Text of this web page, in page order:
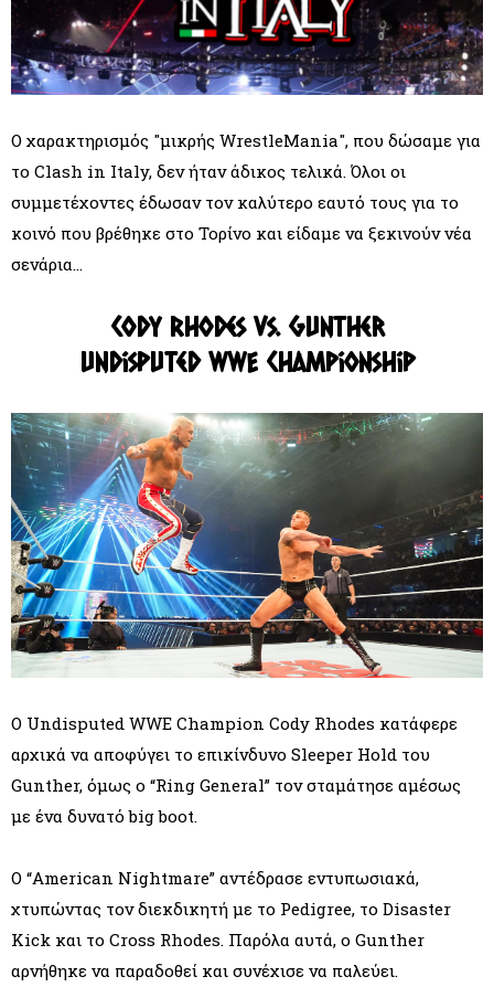
Ο χαρακτηρισμός "μικρής WrestleMania", που δώσαμε για
το Clash in Italy, δεν ήταν άδικος τελικά. Όλοι οι
συμμετέχοντες έδωσαν τον καλύτερο εαυτό τους για το
κοινό που βρέθηκε στο Τορίνο και είδαμε να ξεκινούν νέα
σενάρια...
Cody Rhodes vs. Gunther
Undisputed WWE Championship
Ο Undisputed WWE Champion Cody Rhodes κατάφερε
αρχικά να αποφύγει το επικίνδυνο Sleeper Hold του
Gunther, όμως ο “Ring General” τον σταμάτησε αμέσως
με ένα δυνατό big boot.
Ο “American Nightmare” αντέδρασε εντυπωσιακά,
χτυπώντας τον διεκδικητή με το Pedigree, το Disaster
Kick και το Cross Rhodes. Παρόλα αυτά, ο Gunther
αρνήθηκε να παραδοθεί και συνέχισε να παλεύει.